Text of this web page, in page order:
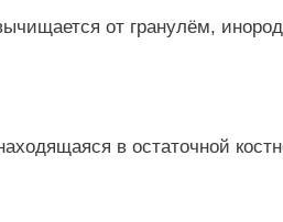
от гранулём,
в остаточной